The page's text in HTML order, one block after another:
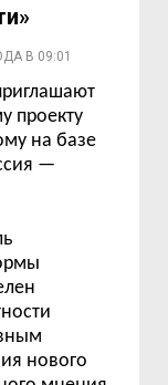
В 09:01
проекту
на базе
—
нового